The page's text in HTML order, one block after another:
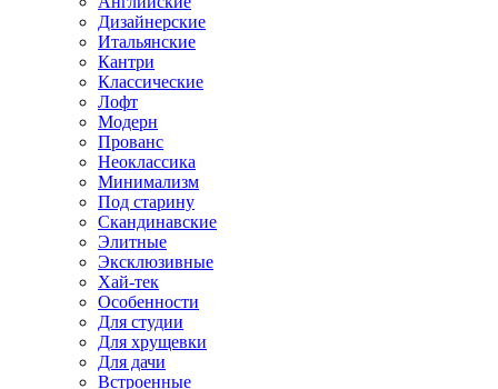
Дизайнерские
Итальянские
Кантри
Классические
Лофт
Модерн
Прованс
Неоклассика
Минимализм
Под старину
Скандинавские
Элитные
Эксклюзивные
Хай-тек
Особенности
Для студии
Для хрущевки
Для дачи
Встроенные